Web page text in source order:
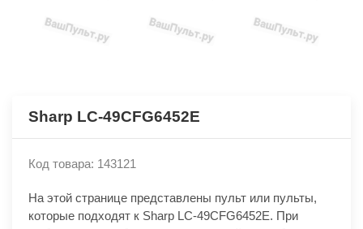
Sharp LC-49CFG6452E
Код товара: 143121
На этой странице представлены пульт или пульты,
которые подходят к Sharp LC-49CFG6452E. При